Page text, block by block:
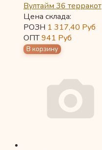
Вултайм 36 терракот
Цена склада:
РОЗН 1 317,40 Руб
ОПТ941 Руб